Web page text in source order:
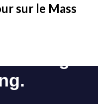
sur le Mass